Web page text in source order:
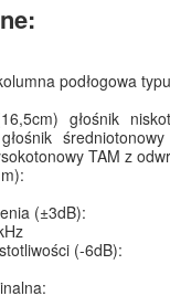
podłogowa
głośnik
TAM z
(±3dB):
(-6dB):